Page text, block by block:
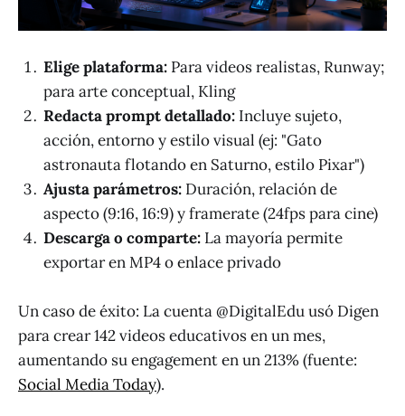
Elige plataforma: Para videos realistas, Runway;
para arte conceptual, Kling
Redacta prompt detallado: Incluye sujeto,
acción, entorno y estilo visual (ej: "Gato
astronauta flotando en Saturno, estilo Pixar")
Ajusta parámetros: Duración, relación de
aspecto (9:16, 16:9) y framerate (24fps para cine)
Descarga o comparte: La mayoría permite
exportar en MP4 o enlace privado
Un caso de éxito: La cuenta @DigitalEdu usó Digen
para crear 142 videos educativos en un mes,
aumentando su engagement en un 213% (fuente:
Social Media Today).